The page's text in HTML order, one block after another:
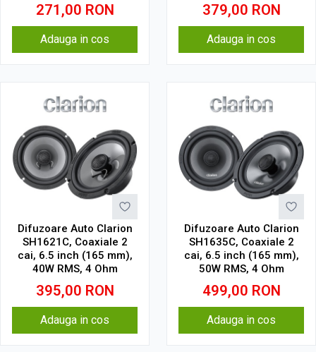
271,00 RON
Adauga in cos
379,00 RON
Adauga in cos
Difuzoare Auto Clarion
SH1621C, Coaxiale 2
cai, 6.5 inch (165 mm),
40W RMS, 4 Ohm
395,00 RON
Adauga in cos
Difuzoare Auto Clarion
SH1635C, Coaxiale 2
cai, 6.5 inch (165 mm),
50W RMS, 4 Ohm
499,00 RON
Adauga in cos